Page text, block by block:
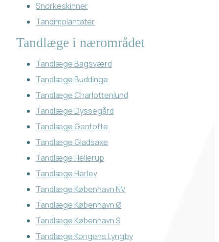
Snorkeskinner
Tandimplantater
Tandlæge i nærområdet
Tandlæge Bagsværd
Tandlæge Buddinge
Tandlæge Charlottenlund
Tandlæge Dyssegård
Tandlæge Gentofte
Tandlæge Gladsaxe
Tandlæge Hellerup
Tandlæge Herlev
Tandlæge København NV
Tandlæge København Ø
Tandlæge København S
Tandlæge Kongens Lyngby